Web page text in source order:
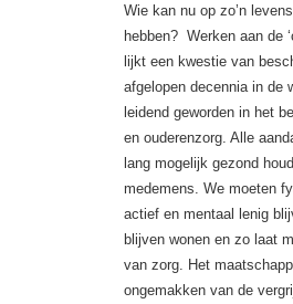
Wie kan nu op zo’n
hebben? Werken aan de
lijkt een kwestie van
afgelopen decennia in de
leidend geworden in het
en ouderenzorg. Alle
lang mogelijk gezond
medemens. We moeten
actief en mentaal lenig
blijven wonen en zo laat
van zorg. Het
ongemakken van de